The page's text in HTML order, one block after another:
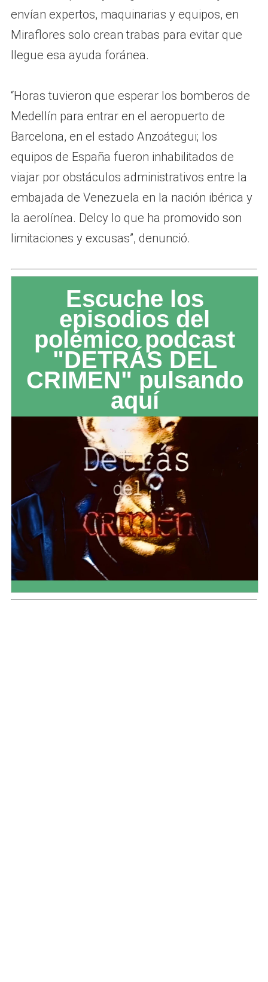
envían expertos, maquinarias y equipos, en
Miraflores solo crean trabas para evitar que
llegue esa ayuda foránea.
“Horas tuvieron que esperar los bomberos de
Medellín para entrar en el aeropuerto de
Barcelona, en el estado Anzoátegui; los
equipos de España fueron inhabilitados de
viajar por obstáculos administrativos entre la
embajada de Venezuela en la nación ibérica y
la aerolínea. Delcy lo que ha promovido son
limitaciones y excusas”, denunció.
Escuche los
episodios del
polémico podcast
"DETRÁS DEL
CRIMEN" pulsando
aquí